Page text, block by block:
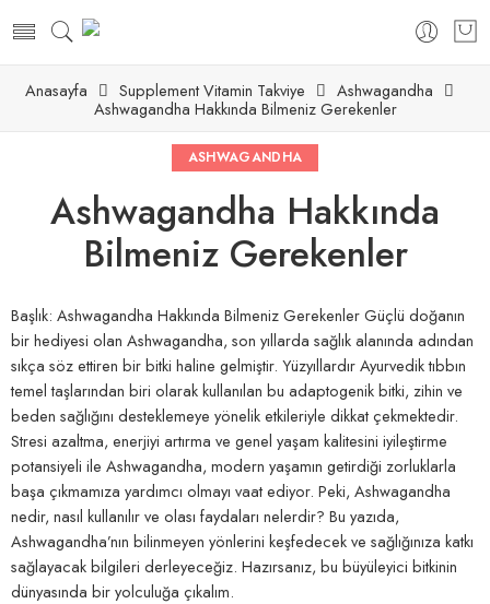
Anasayfa Supplement Vitamin Takviye
Ashwagandha
Ashwagandha Hakkında Bilmeniz Gerekenler
ASHWAGANDHA
Ashwagandha Hakkında
Bilmeniz Gerekenler
Başlık: Ashwagandha Hakkında Bilmeniz Gerekenler Güçlü doğanın
bir hediyesi olan Ashwagandha, son yıllarda sağlık alanında ‍adından
sıkça söz ettiren bir ‍bitki ⁤haline gelmiştir. Yüzyıllardır Ayurvedik⁢ tıbbın
temel ⁣taşlarından biri ⁤olarak kullanılan bu‍ adaptogenik bitki, ⁣zihin ve
beden sağlığını desteklemeye yönelik etkileriyle dikkat çekmektedir.
Stresi azaltma, enerjiyi artırma ve‌ genel‍ yaşam kalitesini iyileştirme
‌potansiyeli ile Ashwagandha, modern yaşamın​ getirdiği⁣ zorluklarla⁣
başa çıkmamıza yardımcı olmayı vaat ⁤ediyor. Peki, ‌Ashwagandha
nedir, nasıl kullanılır ⁤ve olası⁣ faydaları nelerdir?⁢ Bu⁤ yazıda,
‍Ashwagandha’nın bilinmeyen‌ yönlerini keşfedecek ve ‍sağlığınıza katkı
⁢sağlayacak bilgileri⁤ derleyeceğiz.⁣ Hazırsanız, bu büyüleyici bitkinin
dünyasında bir yolculuğa ‌çıkalım.